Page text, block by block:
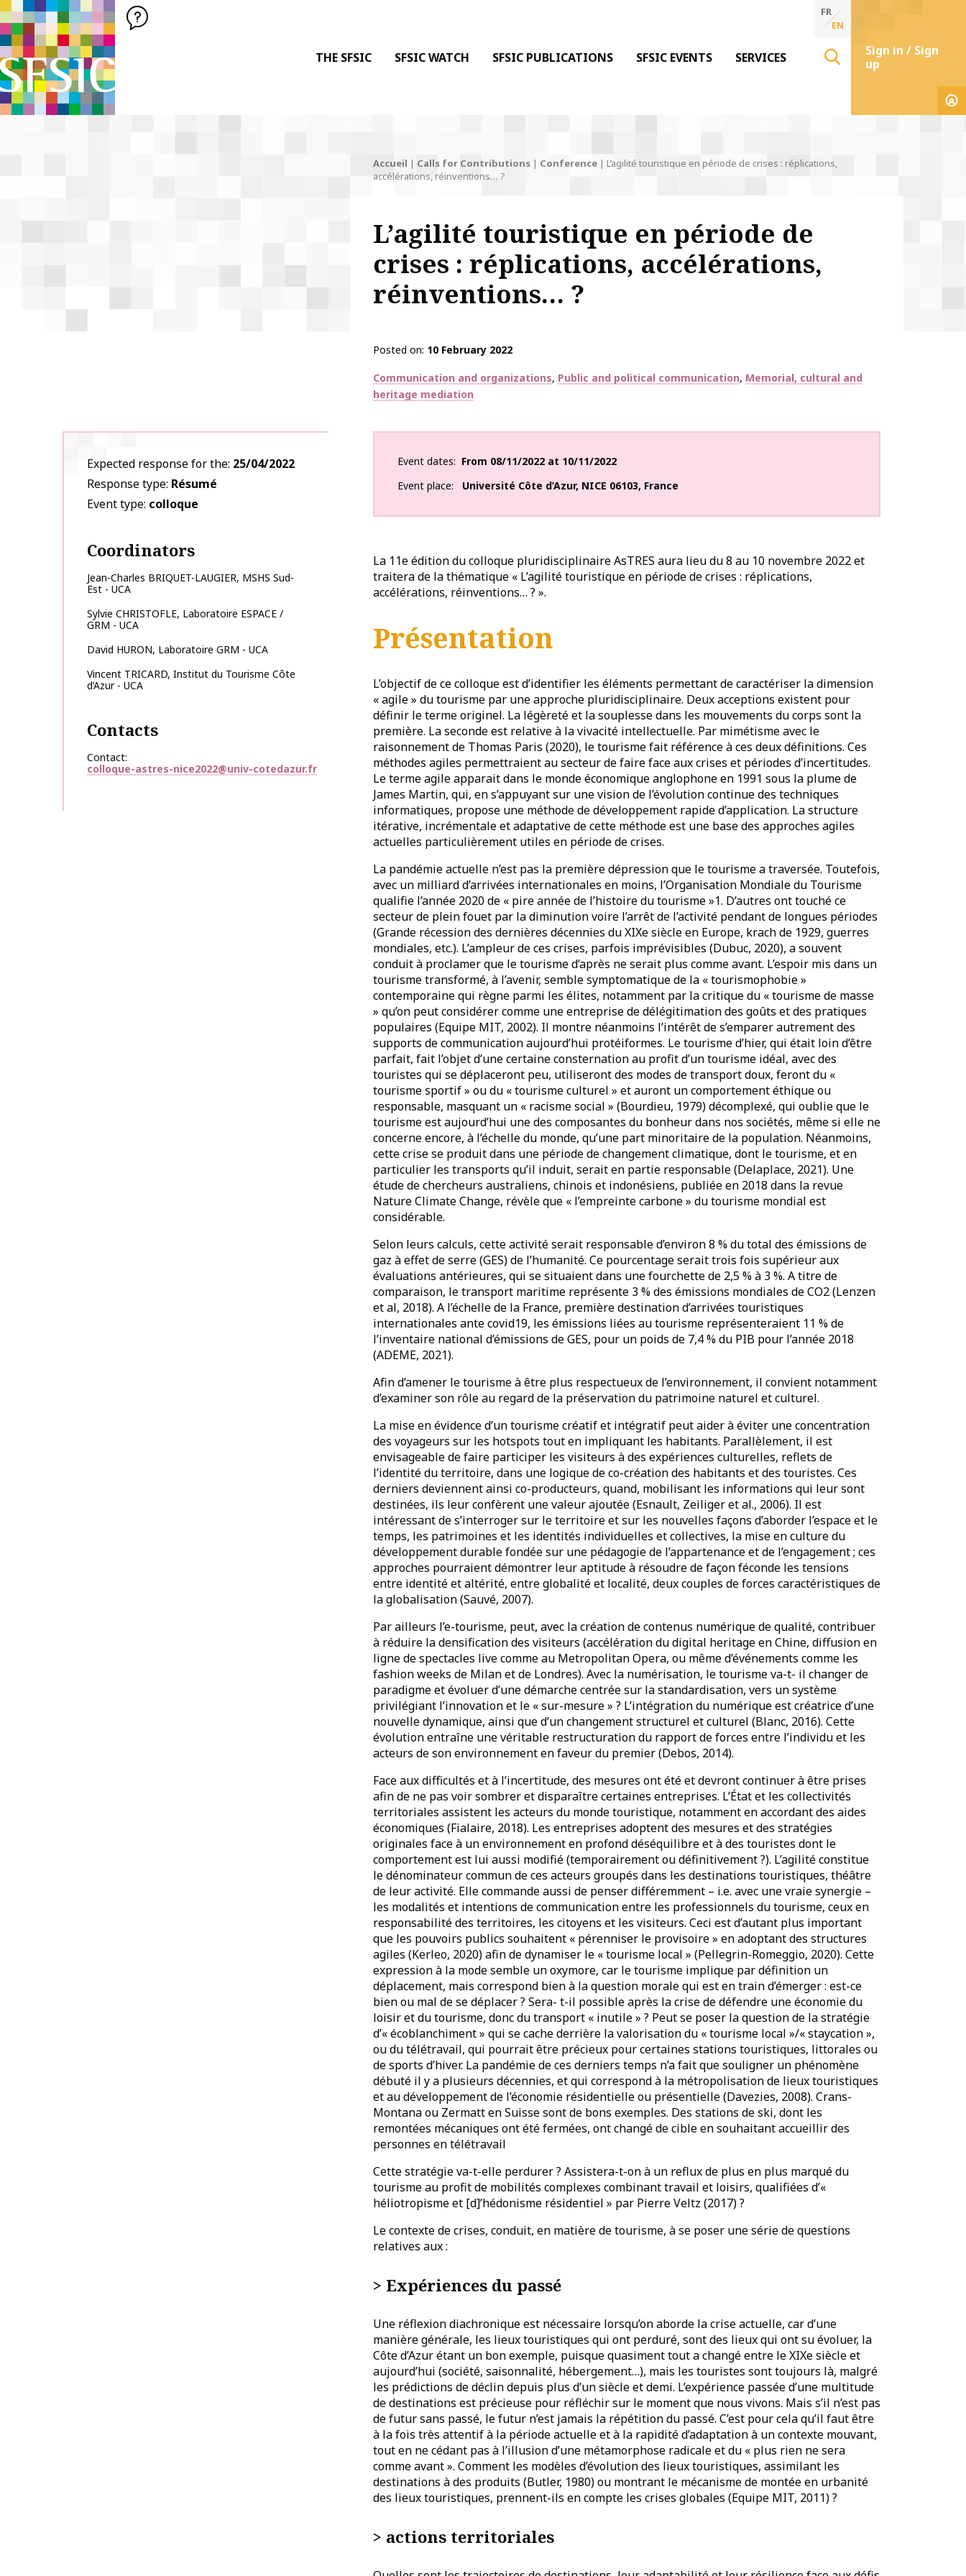
SFSIC SOCIÉTÉ FRANÇAISE DES SCIENCES DE L'INFORMATION & DE LA COMMUNICATION
Société Française des Sciences de l'Information & de la Communication
THE SFSIC SFSIC WATCH SFSIC PUBLICATIONS SFSIC EVENTS SERVICES
FR
EN
Sign in / Sign
up
Accueil | Calls for Contributions| Conference| L’agilité touristique en période de crises : réplications,
accélérations, réinventions… ?
L’agilité touristique en période de
crises : réplications, accélérations,
réinventions… ?
Posted on 10 February 2022
Thématiques
Communication and organizations Public and political communication Memorial, cultural and
heritage mediation
Expected response for the 25/04/2022
Response type Résumé
Event type colloque
Coordinators
Jean-Charles BRIQUET-LAUGIER, MSHS Sud-
Est - UCA
Sylvie CHRISTOFLE, Laboratoire ESPACE /
GRM - UCA
David HURON, Laboratoire GRM - UCA
Vincent TRICARD, Institut du Tourisme Côte
d’Azur - UCA
Contacts
Contact
colloque-astres-nice2022@univ-cotedazur.fr
Event dates From 08/11/2022 at 10/11/2022
Event place
Université Côte d’Azur, NICE 06103, France
La 11e édition du colloque pluridisciplinaire AsTRES aura lieu du 8 au 10 novembre 2022 et
traitera de la thématique « L’agilité touristique en période de crises : réplications,
accélérations, réinventions… ? ».
Présentation
L’objectif de ce colloque est d’identifier les éléments permettant de caractériser la dimension
« agile » du tourisme par une approche pluridisciplinaire. Deux acceptions existent pour
définir le terme originel. La légèreté et la souplesse dans les mouvements du corps sont la
première. La seconde est relative à la vivacité intellectuelle. Par mimétisme avec le
raisonnement de Thomas Paris (2020), le tourisme fait référence à ces deux définitions. Ces
méthodes agiles permettraient au secteur de faire face aux crises et périodes d’incertitudes.
Le terme agile apparait dans le monde économique anglophone en 1991 sous la plume de
James Martin, qui, en s’appuyant sur une vision de l’évolution continue des techniques
informatiques, propose une méthode de développement rapide d’application. La structure
itérative, incrémentale et adaptative de cette méthode est une base des approches agiles
actuelles particulièrement utiles en période de crises.
La pandémie actuelle n’est pas la première dépression que le tourisme a traversée. Toutefois,
avec un milliard d’arrivées internationales en moins, l’Organisation Mondiale du Tourisme
qualifie l’année 2020 de « pire année de l’histoire du tourisme »1. D’autres ont touché ce
secteur de plein fouet par la diminution voire l’arrêt de l’activité pendant de longues périodes
(Grande récession des dernières décennies du XIXe siècle en Europe, krach de 1929, guerres
mondiales, etc.). L’ampleur de ces crises, parfois imprévisibles (Dubuc, 2020), a souvent
conduit à proclamer que le tourisme d’après ne serait plus comme avant. L’espoir mis dans un
tourisme transformé, à l’avenir, semble symptomatique de la « tourismophobie »
contemporaine qui règne parmi les élites, notamment par la critique du « tourisme de masse
» qu’on peut considérer comme une entreprise de délégitimation des goûts et des pratiques
populaires (Equipe MIT, 2002). Il montre néanmoins l’intérêt de s’emparer autrement des
supports de communication aujourd’hui protéiformes. Le tourisme d’hier, qui était loin d’être
parfait, fait l’objet d’une certaine consternation au profit d’un tourisme idéal, avec des
touristes qui se déplaceront peu, utiliseront des modes de transport doux, feront du «
tourisme sportif » ou du « tourisme culturel » et auront un comportement éthique ou
responsable, masquant un « racisme social » (Bourdieu, 1979) décomplexé, qui oublie que le
tourisme est aujourd’hui une des composantes du bonheur dans nos sociétés, même si elle ne
concerne encore, à l’échelle du monde, qu’une part minoritaire de la population. Néanmoins,
cette crise se produit dans une période de changement climatique, dont le tourisme, et en
particulier les transports qu’il induit, serait en partie responsable (Delaplace, 2021). Une
étude de chercheurs australiens, chinois et indonésiens, publiée en 2018 dans la revue
Nature Climate Change, révèle que « l’empreinte carbone » du tourisme mondial est
considérable.
Selon leurs calculs, cette activité serait responsable d’environ 8 % du total des émissions de
gaz à effet de serre (GES) de l’humanité. Ce pourcentage serait trois fois supérieur aux
évaluations antérieures, qui se situaient dans une fourchette de 2,5 % à 3 %. A titre de
comparaison, le transport maritime représente 3 % des émissions mondiales de CO2 (Lenzen
et al, 2018). A l’échelle de la France, première destination d’arrivées touristiques
internationales ante covid19, les émissions liées au tourisme représenteraient 11 % de
l’inventaire national d’émissions de GES, pour un poids de 7,4 % du PIB pour l’année 2018
(ADEME, 2021).
Afin d’amener le tourisme à être plus respectueux de l’environnement, il convient notamment
d’examiner son rôle au regard de la préservation du patrimoine naturel et culturel.
La mise en évidence d’un tourisme créatif et intégratif peut aider à éviter une concentration
des voyageurs sur les hotspots tout en impliquant les habitants. Parallèlement, il est
envisageable de faire participer les visiteurs à des expériences culturelles, reflets de
l’identité du territoire, dans une logique de co-création des habitants et des touristes. Ces
derniers deviennent ainsi co-producteurs, quand, mobilisant les informations qui leur sont
destinées, ils leur confèrent une valeur ajoutée (Esnault, Zeiliger et al., 2006). Il est
intéressant de s’interroger sur le territoire et sur les nouvelles façons d’aborder l’espace et le
temps, les patrimoines et les identités individuelles et collectives, la mise en culture du
développement durable fondée sur une pédagogie de l’appartenance et de l’engagement ; ces
approches pourraient démontrer leur aptitude à résoudre de façon féconde les tensions
entre identité et altérité, entre globalité et localité, deux couples de forces caractéristiques de
la globalisation (Sauvé, 2007).
Par ailleurs l’e-tourisme, peut, avec la création de contenus numérique de qualité, contribuer
à réduire la densification des visiteurs (accélération du digital heritage en Chine, diffusion en
ligne de spectacles live comme au Metropolitan Opera, ou même d’événements comme les
fashion weeks de Milan et de Londres). Avec la numérisation, le tourisme va-t- il changer de
paradigme et évoluer d’une démarche centrée sur la standardisation, vers un système
privilégiant l’innovation et le « sur-mesure » ? L’intégration du numérique est créatrice d’une
nouvelle dynamique, ainsi que d’un changement structurel et culturel (Blanc, 2016). Cette
évolution entraîne une véritable restructuration du rapport de forces entre l’individu et les
acteurs de son environnement en faveur du premier (Debos, 2014).
Face aux difficultés et à l’incertitude, des mesures ont été et devront continuer à être prises
afin de ne pas voir sombrer et disparaître certaines entreprises. L’État et les collectivités
territoriales assistent les acteurs du monde touristique, notamment en accordant des aides
économiques (Fialaire, 2018). Les entreprises adoptent des mesures et des stratégies
originales face à un environnement en profond déséquilibre et à des touristes dont le
comportement est lui aussi modifié (temporairement ou définitivement ?). L’agilité constitue
le dénominateur commun de ces acteurs groupés dans les destinations touristiques, théâtre
de leur activité. Elle commande aussi de penser différemment – i.e. avec une vraie synergie –
les modalités et intentions de communication entre les professionnels du tourisme, ceux en
responsabilité des territoires, les citoyens et les visiteurs. Ceci est d’autant plus important
que les pouvoirs publics souhaitent « pérenniser le provisoire » en adoptant des structures
agiles (Kerleo, 2020) afin de dynamiser le « tourisme local » (Pellegrin-Romeggio, 2020). Cette
expression à la mode semble un oxymore, car le tourisme implique par définition un
déplacement, mais correspond bien à la question morale qui est en train d’émerger : est-ce
bien ou mal de se déplacer ? Sera- t-il possible après la crise de défendre une économie du
loisir et du tourisme, donc du transport « inutile » ? Peut se poser la question de la stratégie
d’« écoblanchiment » qui se cache derrière la valorisation du « tourisme local »/« staycation »,
ou du télétravail, qui pourrait être précieux pour certaines stations touristiques, littorales ou
de sports d’hiver. La pandémie de ces derniers temps n’a fait que souligner un phénomène
débuté il y a plusieurs décennies, et qui correspond à la métropolisation de lieux touristiques
et au développement de l’économie résidentielle ou présentielle (Davezies, 2008). Crans-
Montana ou Zermatt en Suisse sont de bons exemples. Des stations de ski, dont les
remontées mécaniques ont été fermées, ont changé de cible en souhaitant accueillir des
personnes en télétravail
Cette stratégie va-t-elle perdurer ? Assistera-t-on à un reflux de plus en plus marqué du
tourisme au profit de mobilités complexes combinant travail et loisirs, qualifiées d’«
héliotropisme et [d]’hédonisme résidentiel » par Pierre Veltz (2017) ?
Le contexte de crises, conduit, en matière de tourisme, à se poser une série de questions
relatives aux :
> Expériences du passé
Une réflexion diachronique est nécessaire lorsqu’on aborde la crise actuelle, car d’une
manière générale, les lieux touristiques qui ont perduré, sont des lieux qui ont su évoluer, la
Côte d’Azur étant un bon exemple, puisque quasiment tout a changé entre le XIXe siècle et
aujourd’hui (société, saisonnalité, hébergement…), mais les touristes sont toujours là, malgré
les prédictions de déclin depuis plus d’un siècle et demi. L’expérience passée d’une multitude
de destinations est précieuse pour réfléchir sur le moment que nous vivons. Mais s’il n’est pas
de futur sans passé, le futur n’est jamais la répétition du passé. C’est pour cela qu’il faut être
à la fois très attentif à la période actuelle et à la rapidité d’adaptation à un contexte mouvant,
tout en ne cédant pas à l’illusion d’une métamorphose radicale et du « plus rien ne sera
comme avant ». Comment les modèles d’évolution des lieux touristiques, assimilant les
destinations à des produits (Butler, 1980) ou montrant le mécanisme de montée en urbanité
des lieux touristiques, prennent-ils en compte les crises globales (Equipe MIT, 2011) ?
> actions territoriales